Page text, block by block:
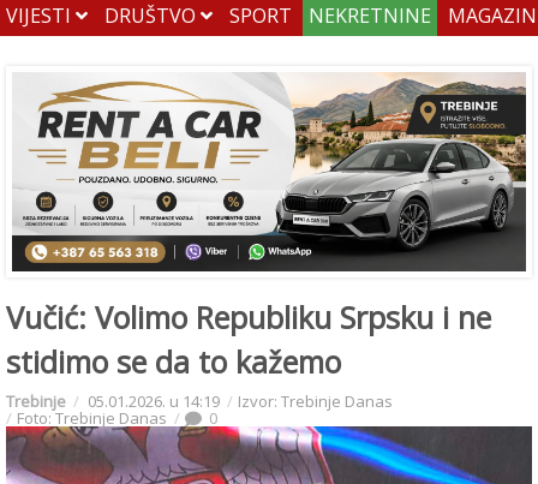
VIJESTI DRUŠTVO SPORT NEKRETNINE
Vučić: Volimo Republiku Srpsku i ne
stidimo se da to kažemo
Trebinje 05.01.2026. u 14:19 Izvor: Trebinje Danas
Foto: Trebinje Danas 0